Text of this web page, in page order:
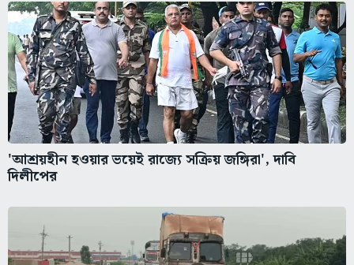
'আশ্রয়হীন হওয়ার ভয়েই রাজ্যে সক্রিয় জঙ্গিরা', দাবি
দিলীপের